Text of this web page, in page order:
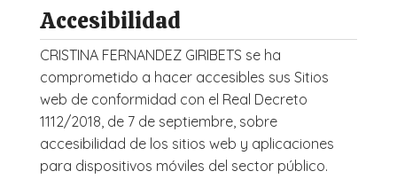
Accesibilidad
CRISTINA FERNANDEZ GIRIBETS se ha
comprometido a hacer accesibles sus Sitios
web de conformidad con el Real Decreto
1112/2018, de 7 de septiembre, sobre
accesibilidad de los sitios web y aplicaciones
para dispositivos móviles del sector público.